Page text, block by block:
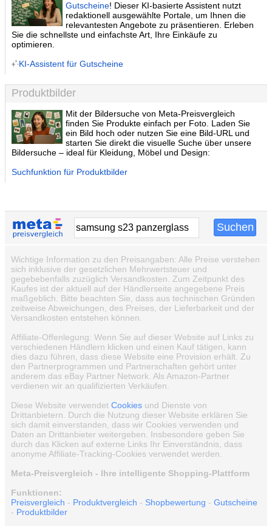
Gutscheine! Dieser KI-basierte Assistent nutzt
redaktionell ausgewählte Portale, um Ihnen die
relevantesten Angebote zu präsentieren. Erleben
Sie die schnellste und einfachste Art, Ihre Einkäufe zu
optimieren.
KI-Assistent für Gutscheine
Produktbilder
Mit der Bildersuche von Meta-Preisvergleich
finden Sie Produkte einfach per Foto. Laden Sie
ein Bild hoch oder nutzen Sie eine Bild-URL und
starten Sie direkt die visuelle Suche über unsere
Bildersuche – ideal für Kleidung, Möbel und Design:
Suchfunktion für Produktbilder
Wichtige Information zu den Preisangaben: Alle Preise verstehen
sich inklusive der gesetzlichen Mehrwertsteuer und
gegebebenfalls zuzüglich Versandkosten. Zum Zeitpunkt des
Kaufes ist der aktuell auf der Händlerseite angegebene Preis
maßgeblich. Bitte beachten Sie, dass aus technischen Gründen
zeitweise Abweichungen, des Preises, der Lieferbarkeit und der
Versandkosten entstehen können.
Affiliate-Offenlegung: Wenn Sie auf dieser Website auf Links zu
verschiedenen Händlern klicken und einen Kauf tätigen, kann
dies dazu führen, dass diese Website eine Provision erhält. Zu
den Partnerprogrammen und Partnerschaften gehört unter
anderem das eBay Partner Network. Als Amazon-Partner
verdienen wir an qualifizierten Verkäufen.
Diese Website verwendet Cookies und Dienste von
Drittanbietern. Durch die Nutzung dieser Website erklären Sie
sich damit einverstanden, dass wir Cookies verwenden und
Daten an Drittanbieter weitergeben. Insbesondere geben Sie
durch das Klicken auf externe Links Ihr Einverständnis, dass
anonyme Affiliate-Tracking-Cookies verwendet werden.
Meta-Preisvergleich - Ihre intelligente Shopping-Plattform
Funktionen:
Preisvergleich - Produktvergleich - Shopbewertung - Gutscheine
- Produktbilder